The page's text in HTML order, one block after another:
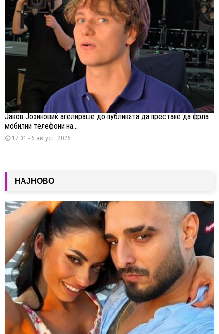
Јаков Јозиновиќ апелираше до публиката да престане да фрла
мобилни телефони на...
17:01 - 6 август, 2026
НАЈНОВО